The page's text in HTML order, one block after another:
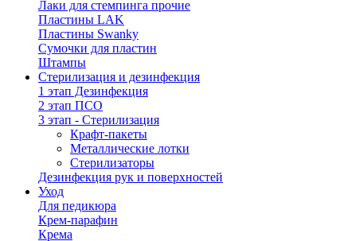
Лаки для стемпинга прочие
Пластины LAK
Пластины Swanky
Сумочки для пластин
Штампы
Стерилизация и дезинфекция
1 этап Дезинфекция
2 этап ПСО
3 этап - Стерилизация
Крафт-пакеты
Металлические лотки
Стерилизаторы
Дезинфекция рук и поверхностей
Уход
Для педикюра
Крем-парафин
Крема